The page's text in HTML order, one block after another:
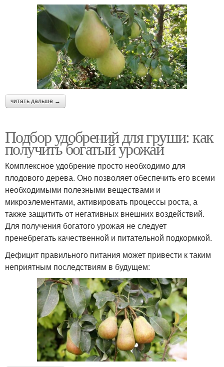
читать дальше →
Подбор удобрений для груши: как
получить богатый урожай
Комплексное удобрение просто необходимо для
плодового дерева. Оно позволяет обеспечить его всеми
необходимыми полезными веществами и
микроэлементами, активировать процессы роста, а
также защитить от негативных внешних воздействий.
Для получения богатого урожая не следует
пренебрегать качественной и питательной подкормкой.
Дефицит правильного питания может привести к таким
неприятным последствиям в будущем: